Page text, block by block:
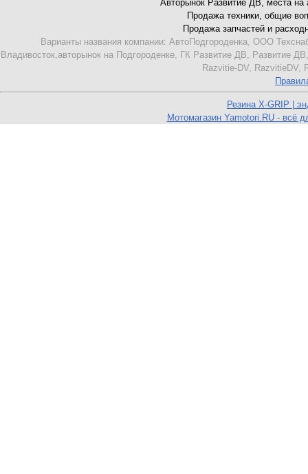
Авторынок Развитие ДВ, места на
Продажа техники, общие
Продажа запчастей и
Варианты названия компании: АвтоПодгороденка, ООО
Владивосток,авторынок на Подгороденке, ГК Развитие ДВ,
Razvitie-DV, RazvitieDV,
Резина X-GRIP |
Мотомагазин Yamotori.RU - всё